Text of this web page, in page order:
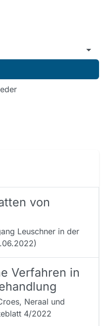
von
Leuschner in der
Verfahren in
Neraal und
4/2022